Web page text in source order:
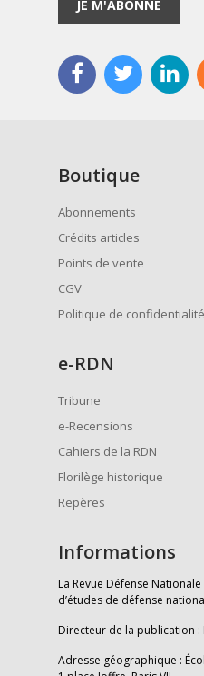
JE M'ABONNE
Boutique
Abonnements
Crédits articles
Points de vente
CGV
Politique de
e-RDN
Tribune
e-Recensions
Cahiers de la RDN
Florilège historique
Repères
Informations
La Revue Défense
d’études de défense
Directeur de la publication :
Adresse géographique :